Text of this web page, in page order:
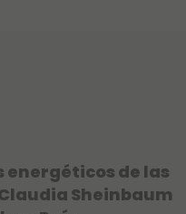
energéticos de las
Sheinbaum